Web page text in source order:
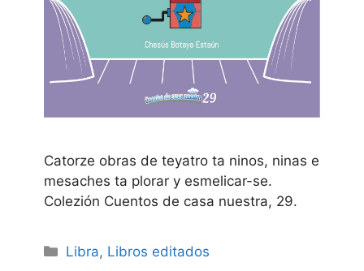
Catorze obras de teyatro ta ninos, ninas e
mesaches ta plorar y esmelicar-se.
Colezión Cuentos de casa nuestra, 29.
Categories
Libra, Libros editados